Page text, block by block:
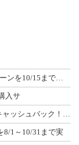
新型「RESO」インカム発売記念！ 下取りキャンペーンを10/15まで延長して開
入サ
B+COM 最新モデル購入・下取りで最大9,000円をキャッシュバック！「B+F
8/1～10/31まで実